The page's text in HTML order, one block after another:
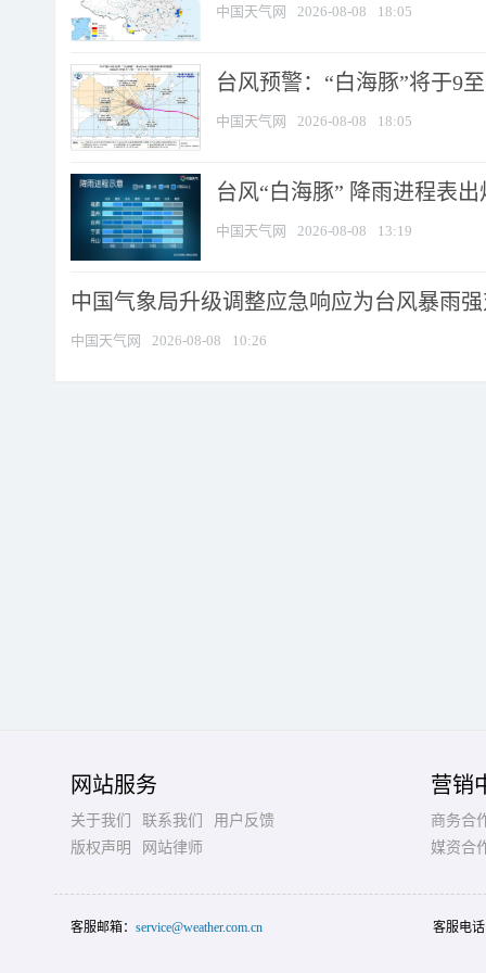
中国天气网 2026-08-08 18:05
台风预警：“白海豚”将于9
中国天气网 2026-08-08 18:05
台风“白海豚” 降雨进程表
中国天气网 2026-08-08 13:19
中国气象局升级调整应急响应为台风暴雨
中国天气网 2026-08-08 10:26
网站服务
关于我们 联系我们
用户反馈
版权声明
网站律师
营销
商务合
媒资合
客服邮箱： service@weather.com.cn 客服电